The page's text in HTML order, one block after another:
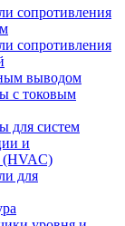
сопротивления
сопротивления
выводом
с токовым
для систем
и
(HVAC)
для